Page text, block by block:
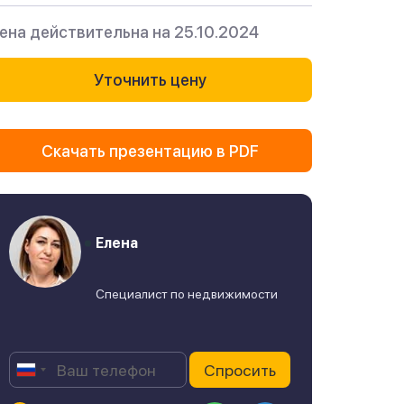
действительна на 25.10.2024
Уточнить цену
Скачать презентацию в PDF
Елена
Специалист по недвижимости